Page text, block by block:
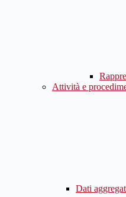
Attività e
Dati